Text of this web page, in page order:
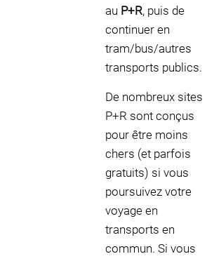
au P+R, puis de
continuer en
tram/bus/autres
transports publics.
De nombreux sites
P+R sont conçus
pour être moins
chers (et parfois
gratuits) si vous
poursuivez votre
voyage en
transports en
commun. Si vous